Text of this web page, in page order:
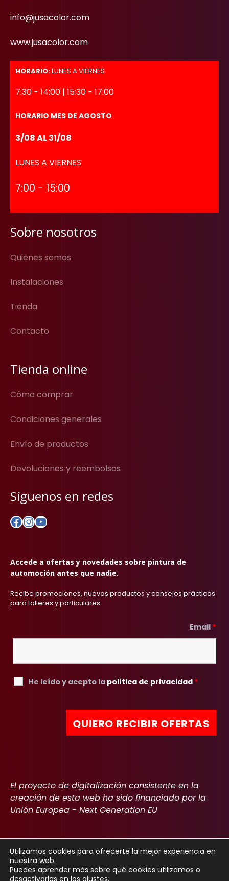
info@jusacolor.com
www.jusacolor.com
HORARIO:LUNES A VIERNES
7:30 - 14:00 | 15:30 - 17:00
HORARIO MES DE AGOSTO
3/08 AL 31/08
LUNES A VIERNES
7:00 - 15:00
Sobre nosotros
Quienes somos
Instalaciones
Tienda
Contacto
Tienda online
Cómo comprar
Condiciones generales
Envío de productos
Devoluciones y reembolsos
Síguenos en redes
Facebook
Instagram
YouTube
Accede a ofertas y novedades sobre pintura de
automoción antes que nadie.
Recibe promociones, nuevos productos y consejos prácticos
para talleres y particulares.
Email *
He leído y acepto la política de privacidad *
El proyecto de digitalización consistente en la
creación de esta web ha sido financiado por la
Unión Europea - Next Generation EU
Copyright 2022
Utilizamos cookies para ofrecerte la mejor experiencia en
nuestra web.
Puedes aprender más sobre qué cookies utilizamos o
desactivarlas en los ajustes.